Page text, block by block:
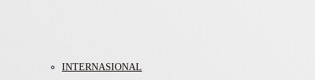
INTERNASIONAL